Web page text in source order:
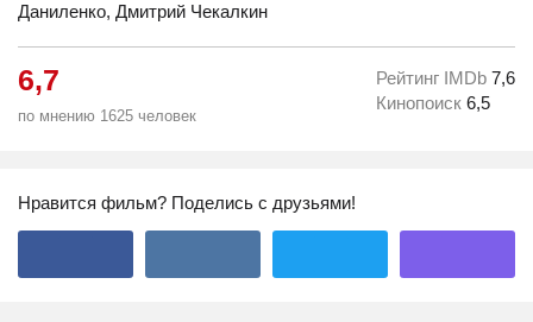
Даниленко, Дмитрий Чекалкин
6,7
по мнению 1625 человек
Рейтинг IMDb 7,6
Кинопоиск 6,5
Нравится фильм? Поделись с друзьями!